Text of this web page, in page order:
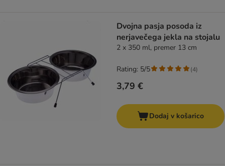
Dvojna pasja posoda iz
nerjavečega jekla na stojalu
2 x 350 ml, premer 13 cm
3,79 €
Rating: 5/5 (4)
Dodaj v košarico